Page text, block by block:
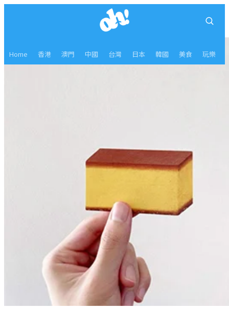
Home 香港 澳門 中國 台灣 日本 韓國 美食 玩樂